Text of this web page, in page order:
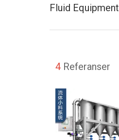
Fluid Equipment
4 Referanser